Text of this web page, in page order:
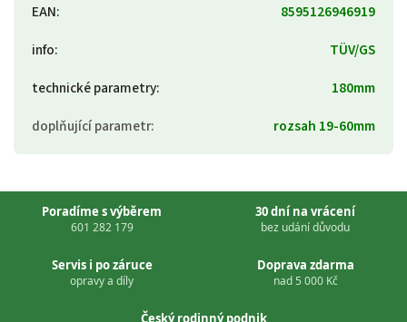
EAN:
8595126946919
info:
TÜV/GS
technické parametry:
180mm
doplňující parametr: rozsah 19-60mm
Poradíme s výběrem
601 282 179
30 dní na vrácení
bez udání důvodu
Servis i po záruce
opravy a díly
Doprava zdarma
nad 5 000 Kč
Český rodinný podnik